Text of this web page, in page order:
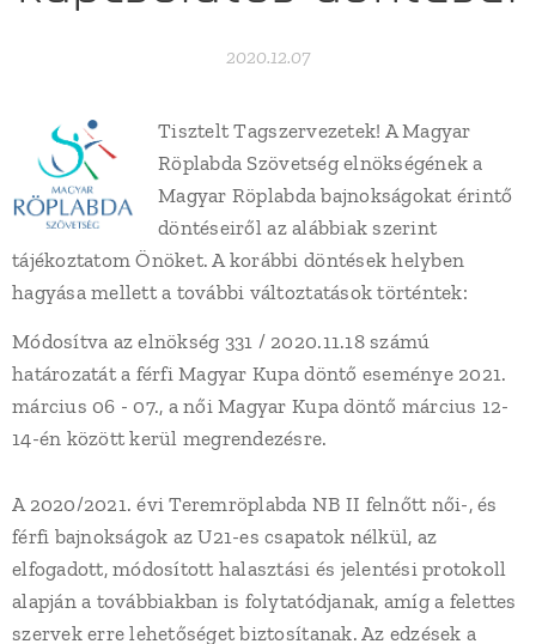
2020.12.07
Tisztelt Tagszervezetek! A Magyar
Röplabda Szövetség elnökségének a
Magyar Röplabda bajnokságokat érintő
döntéseiről az alábbiak szerint
tájékoztatom Önöket. A korábbi döntések helyben
hagyása mellett a további változtatások történtek:
Módosítva az elnökség 331 / 2020.11.18 számú
határozatát a férfi Magyar Kupa döntő eseménye 2021.
március 06 - 07., a női Magyar Kupa döntő március 12-
14-én között kerül megrendezésre.
A 2020/2021. évi Teremröplabda NB II felnőtt női-, és
férfi bajnokságok az U21-es csapatok nélkül, az
elfogadott, módosított halasztási és jelentési protokoll
alapján a továbbiakban is folytatódjanak, amíg a felettes
szervek erre lehetőséget biztosítanak. Az edzések a